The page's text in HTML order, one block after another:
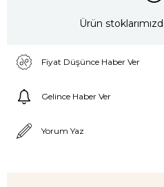
Ürün
Fiyat Düşünce Haber Ver
Gelince Haber Ver
Yorum Yaz